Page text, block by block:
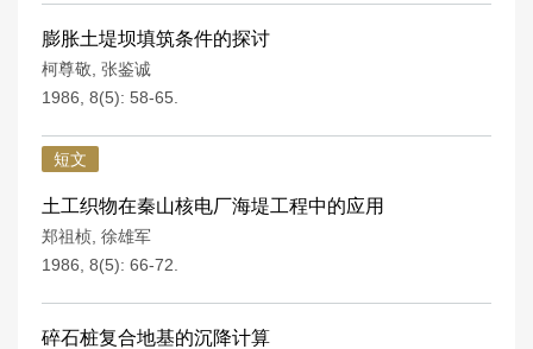
膨胀土堤坝填筑条件的探讨
柯尊敬 张鉴诚
1986, 8(5): 58-65.
短文
土工织物在秦山核电厂海堤工程中的应用
郑祖桢 徐雄军
1986, 8(5): 66-72.
碎石桩复合地基的沉降计算